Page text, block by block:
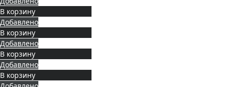
В корзину
Добавлено
В корзину
Добавлено
В корзину
Добавлено
В корзину